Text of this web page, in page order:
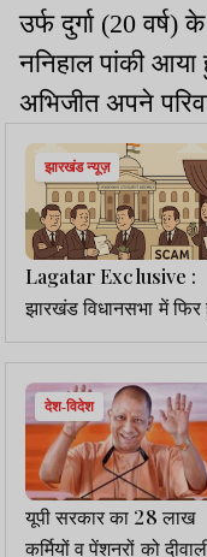
उर्फ दुर्गा (20 वर्ष)के
ननिहालपांकीआया
अभिजीतअपने
झारखंड न्यूज़
Lagatar Exclusive :
झारखंड विधानसभा में
नियुक्ति-प्रोन्नति घोटाला
देश-विदेश
यूपी सरकार का 28 लाख
कर्मियों व पेंशनरों को